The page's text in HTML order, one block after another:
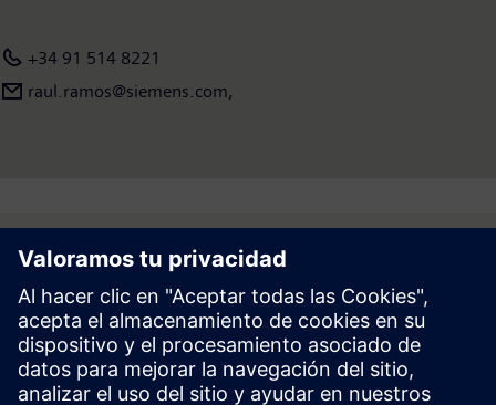
+34 91 514 8221
raul.ramos@siemens.com,
Follow